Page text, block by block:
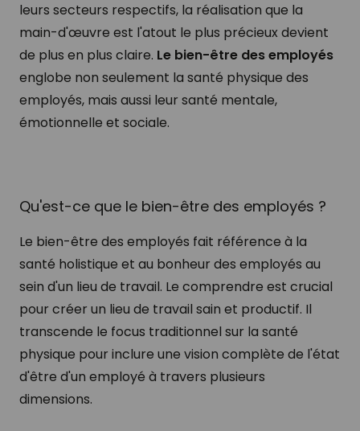
leurs secteurs respectifs, la réalisation que la
main-d'œuvre est l'atout le plus précieux devient
de plus en plus claire. Le bien-être des employés
englobe non seulement la santé physique des
employés, mais aussi leur santé mentale,
émotionnelle et sociale.
Qu'est-ce que le bien-être des employés ?
Le bien-être des employés fait référence à la
santé holistique et au bonheur des employés au
sein d'un lieu de travail. Le comprendre est crucial
pour créer un lieu de travail sain et productif. Il
transcende le focus traditionnel sur la santé
physique pour inclure une vision complète de l'état
d'être d'un employé à travers plusieurs
dimensions.